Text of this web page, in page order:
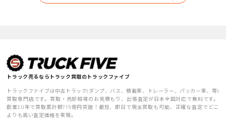
トラック売るならトラック買取のトラックファイブ
トラックファイブは中古トラック(ダンプ、バス、積載車、トレーラー、パッカー車、等)
買取専門店です。買取・売却相場のお見積もり、出張査定が日本全国対応で無料です。
創業20年で買取累計額715億円突破！最短、即日で現金買取も可能、正確な査定でどこ
よりも高い査定価格を実現。